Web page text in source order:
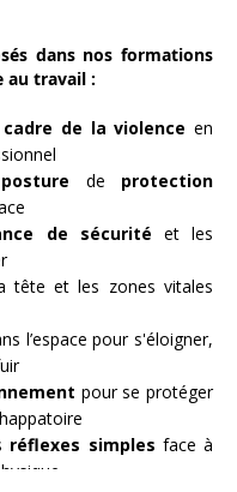
dans nos formations
au travail :
cadre de la violence en
posture de protection
de sécurité et les
tête et les zones vitales
l’espace pour s'éloigner,
pour se protéger
réflexes simples face à